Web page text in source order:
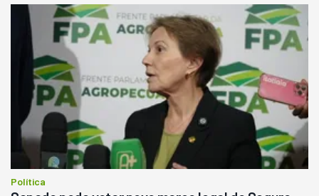
Usado
Pá Carregadeira Cat 966
Ano 1987
Londrina
R$ 145.000
Consultar
Política